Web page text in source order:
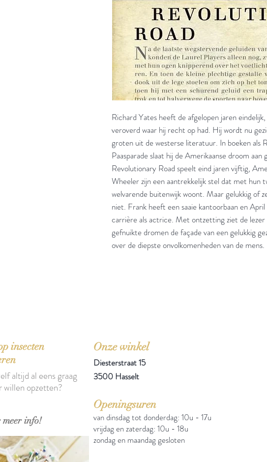
Richard Yates heeft de afgelopen jaren
veroverd waar hij recht op had. Hij wordt nu
groten uit de westerse literatuur. In boeken als
Paasparade slaat hij de Amerikaanse droom aan
Revolutionary Road speelt eind jaren vijftig,
Wheeler zijn een aantrekkelijk stel dat met hun
welvarende buitenwijk woont. Maar gelukkig of
niet. Frank heeft een saaie kantoorbaan en
carrière als actrice. Met ontzetting ziet de lezer
gefnuikte dromen de façade van een gelukkig
over de diepste onvolkomenheden van de mens.
insecten
info!
altijd al eens graag
willen opzetten?
Onze winkel
Diesterstraat 15
3500 Hasselt
Openingsuren
van dinsdag tot donderdag: 10u - 17u
vrijdag en zaterdag: 10u - 18u
zondag en maandag gesloten